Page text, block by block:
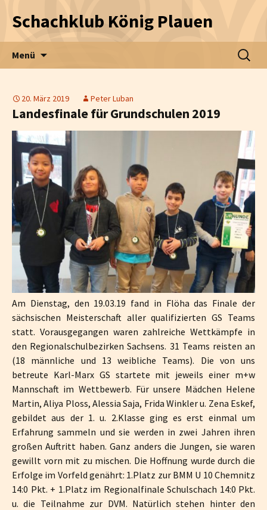
Schachklub König Plauen
Menü
Suche
nach:
20. März 2019 Peter Luban
Landesfinale für Grundschulen 2019
Am Dienstag, den 19.03.19 fand in Flöha das Finale der
sächsischen Meisterschaft aller qualifizierten GS Teams
statt. Vorausgegangen waren zahlreiche Wettkämpfe in
den Regionalschulbezirken Sachsens. 31 Teams reisten an
(18 männliche und 13 weibliche Teams). Die von uns
betreute Karl-Marx GS startete mit jeweils einer m+w
Mannschaft im Wettbewerb. Für unsere Mädchen Helene
Martin, Aliya Ploss, Alessia Saja, Frida Winkler u. Zena Eskef,
gebildet aus der 1. u. 2.Klasse ging es erst einmal um
Erfahrung sammeln und sie werden in zwei Jahren ihren
großen Auftritt haben. Ganz anders die Jungen, sie waren
gewillt vorn mit zu mischen. Die Hoffnung wurde durch die
Erfolge im Vorfeld genährt: 1.Platz zur BMM U 10 Chemnitz
14:0 Pkt. + 1.Platz im Regionalfinale Schulschach 14:0 Pkt.
u. die Teilnahme zur DVM. Natürlich stehen hinter den